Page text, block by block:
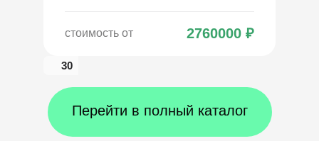
стоимость от 2760000 ₽
30
Перейти в полный каталог